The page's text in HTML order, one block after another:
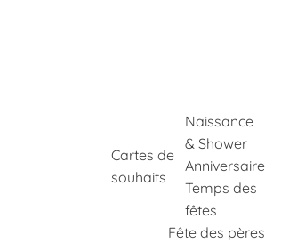
Cartes de
souhaits
Naissance
& Shower
Anniversaire
Temps des
fêtes
Fête des pères